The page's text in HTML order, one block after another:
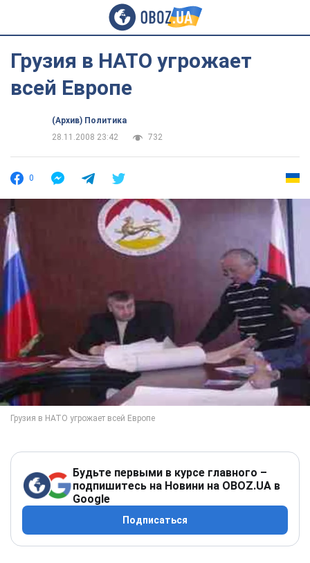
Грузия в НАТО угрожает
всей Европе
(Архив) Политика
28.11.2008 23:42
732
0
Будьте первыми в курсе главного –
подпишитесь на Новини на OBOZ.UA в
Google
Подписаться